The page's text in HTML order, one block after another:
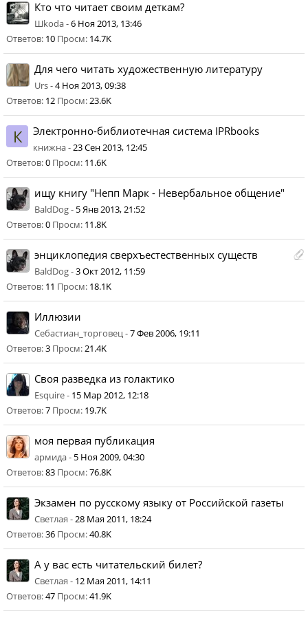
Кто что читает своим деткам?
Шkoda -6 Ноя 2013, 13:46
Ответов: 10 Просм: 14.7K
Для чего читать художественную литературу
Urs -4 Ноя 2013, 09:38
Ответов: 12 Просм:23.6K
К Электронно-библиотечная система IPRbooks
книжна -23 Сен 2013, 12:45
Ответов:0 Просм: 11.6K
ищу книгу "Непп Марк - Невербальное общение"
BaldDog - 5 Янв 2013, 21:52
Ответов:0 Просм: 11.8K
энциклопедия сверхъестественных существ
BaldDog -3 Окт 2012, 11:59
Ответов: 11 Просм: 18.1K
Иллюзии
Себастиан_торговец -7 Фев 2006, 19:11
Ответов:3 Просм:21.4K
Своя разведка из голактико
Esquire - 15 Мар 2012, 12:18
Ответов:7 Просм: 19.7K
моя первая публикация
армида - 5 Ноя 2009, 04:30
Ответов:83 Просм:76.8K
Экзамен по русскому языку от Российской газеты
Светлая -28 Мая 2011, 18:24
Ответов:36 Просм:40.8K
А у вас есть читательский билет?
Светлая - 12 Мая 2011, 14:11
Ответов:47 Просм:41.9K